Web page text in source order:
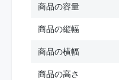
商品の容量
商品の縦幅
商品の横幅
商品の高さ